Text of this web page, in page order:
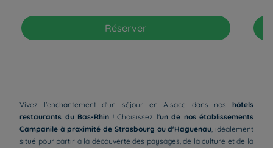
Réserver
Vivez l'enchantement d'un séjour en Alsace dans nos hôtels
restaurants du Bas-Rhin ! Choisissez l'un de nos établissements
Campanile à proximité de Strasbourg ou d'Haguenau, idéalement
situé pour partir à la découverte des paysages, de la culture et de la